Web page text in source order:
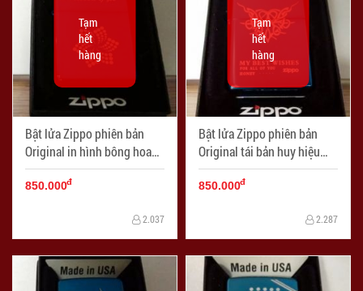
Bật lửa Zippo phiên bản
Original in hình bông hoa
lớn - Mã SP: ZPC0612
Tạm
hết
hàng
850.000đ
2.037
Bật lửa Zippo phiên bản
Original tái bản huy hiệu
trái tim - Mã SP: ZPC0617
Tạm
hết
hàng
850.000đ
2.287